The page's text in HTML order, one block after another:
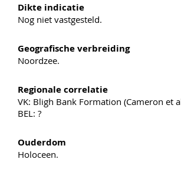
Dikte indicatie
Nog niet vastgesteld.
Geografische verbreiding
Noordzee.
Regionale correlatie
VK: Bligh Bank Formation (Cameron et
BEL: ?
Ouderdom
Holoceen.